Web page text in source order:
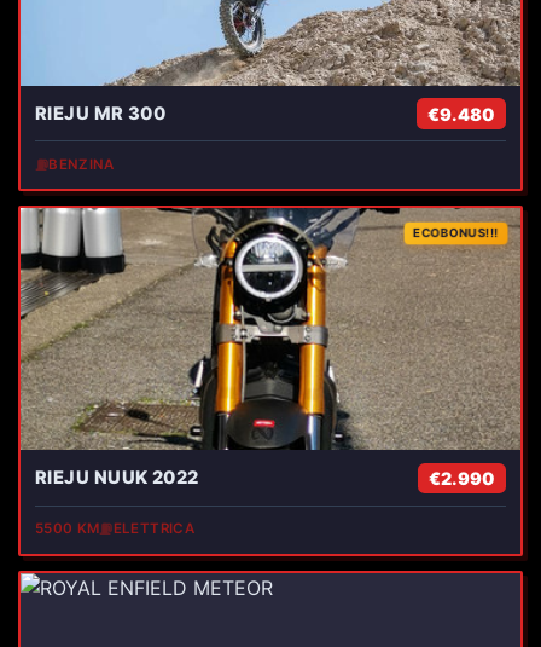
RIEJU MR 300 €9.480
⛽BENZINA
ECOBONUS!!!
RIEJU NUUK 2022 €2.990
5500 KM⛽ELETTRICA